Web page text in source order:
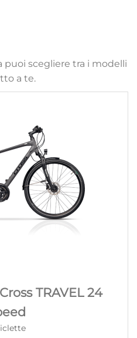
puoi scegliere tra i modelli
a te.
TRAVEL 24